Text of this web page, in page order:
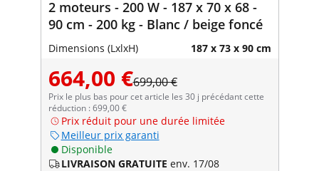
2 moteurs - 200 W - 187 x 70 x 68 -
90 cm - 200 kg - Blanc / beige foncé
Dimensions (LxlxH) 187 x 73 x 90 cm
664,00 €699,00 €
Prix le plus bas pour cet article les 30 j précédant cette
réduction : 699,00 €
Prix réduit pour une durée limitée
Meilleur prix garanti
Disponible
LIVRAISON GRATUITE env. 17/08